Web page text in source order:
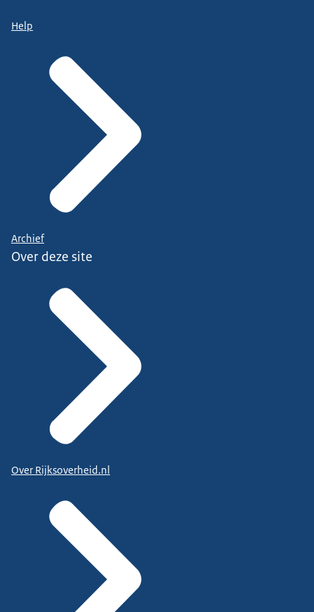
Help
Archief
Over deze site
Over Rijksoverheid.nl